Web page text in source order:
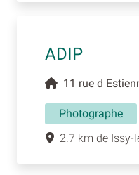
ADIP
11 rue d
Photographe
2.7 km de Issy-